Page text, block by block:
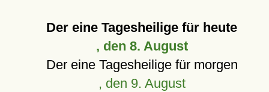
Der eine Tagesheilige für heute
, den 8. August
Der eine Tagesheilige für morgen
, den 9. August